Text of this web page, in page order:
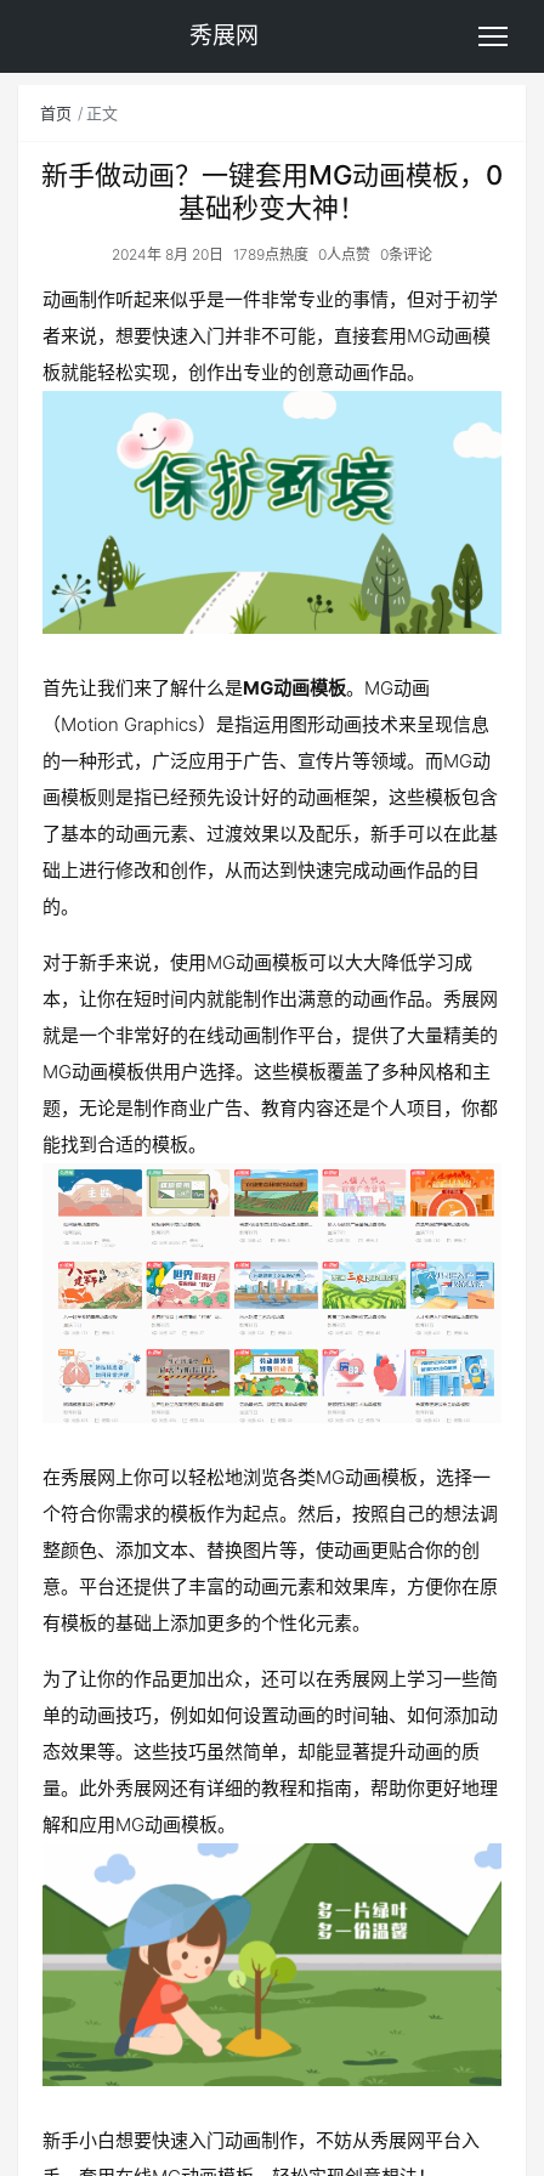
秀展网
首页 正文
新手做动画？一键套用MG动画模板，0
基础秒变大神！
2024年 8月 20日 1789点热度 0人点赞 0条评论
动画制作听起来似乎是一件非常专业的事情，但对于初学
者来说，想要快速入门并非不可能，直接套用MG动画模
板就能轻松实现，创作出专业的创意动画作品。
首先让我们来了解什么是MG动画模板。MG动画
（Motion Graphics）是指运用图形动画技术来呈现信息
的一种形式，广泛应用于广告、宣传片等领域。而MG动
画模板则是指已经预先设计好的动画框架，这些模板包含
了基本的动画元素、过渡效果以及配乐，新手可以在此基
础上进行修改和创作，从而达到快速完成动画作品的目
的。
对于新手来说，使用MG动画模板可以大大降低学习成
本，让你在短时间内就能制作出满意的动画作品。秀展网
就是一个非常好的在线动画制作平台，提供了大量精美的
MG动画模板供用户选择。这些模板覆盖了多种风格和主
题，无论是制作商业广告、教育内容还是个人项目，你都
能找到合适的模板。
在秀展网上你可以轻松地浏览各类MG动画模板，选择一
个符合你需求的模板作为起点。然后，按照自己的想法调
整颜色、添加文本、替换图片等，使动画更贴合你的创
意。平台还提供了丰富的动画元素和效果库，方便你在原
有模板的基础上添加更多的个性化元素。
为了让你的作品更加出众，还可以在秀展网上学习一些简
单的动画技巧，例如如何设置动画的时间轴、如何添加动
态效果等。这些技巧虽然简单，却能显著提升动画的质
量。此外秀展网还有详细的教程和指南，帮助你更好地理
解和应用MG动画模板。
新手小白想要快速入门动画制作，不妨从秀展网平台入